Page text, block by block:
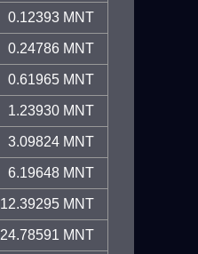
0.12393 MNT
0.24786 MNT
0.61965 MNT
1.23930 MNT
3.09824 MNT
6.19648 MNT
12.39295 MNT
24.78591 MNT